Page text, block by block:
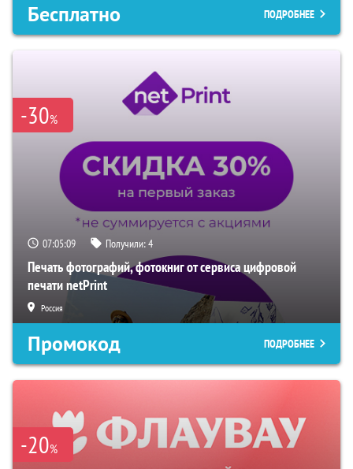
Бесплатно ПОДРОБНЕЕ
-30%
07:05:08 Получили:4
Печать фотографий, фотокниг от сервиса цифровой
печати netPrint
Россия
Промокод ПОДРОБНЕЕ
-20%